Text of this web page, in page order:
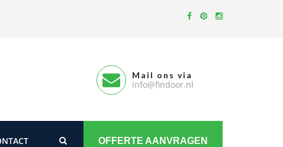
Mail ons via
info@findoor.nl
OFFERTE AANVRAGEN